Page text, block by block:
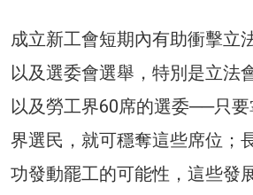
成立新工會短期內有助衝擊立
以及選委會選舉，特別是立法
以及勞工界60席的選委──只
界選民，就可穩奪這些席位；
功發動罷工的可能性，這些發